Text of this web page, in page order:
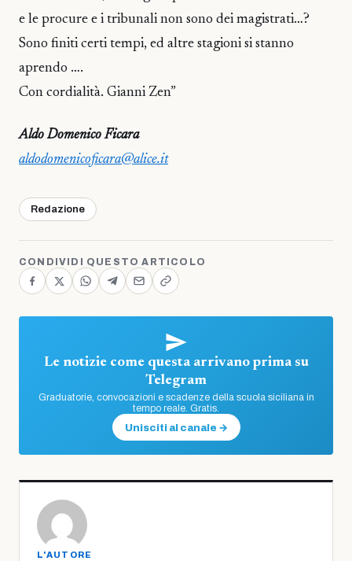
e le procure e i tribunali non sono dei magistrati…?
Sono finiti certi tempi, ed altre stagioni si stanno
aprendo ….
Con cordialità. Gianni Zen”
Aldo Domenico Ficara
aldodomenicoficara@alice.it
Redazione
CONDIVIDI QUESTO ARTICOLO
Le notizie come questa arrivano prima su
Telegram
Graduatorie, convocazioni e scadenze della scuola siciliana in
tempo reale. Gratis.
Unisciti al canale →
L'AUTORE